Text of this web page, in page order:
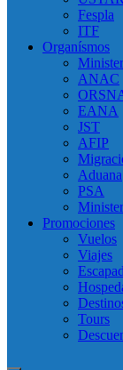
Fespla
ITF
Organísmos
ANAC
EANA
JST
AFIP
Aduana
PSA
Promociones
Vuelos
Viajes
Tours